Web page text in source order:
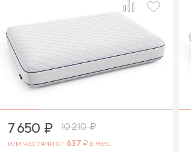
1
7 650 ₽ 10 210₽
или частями от637 ₽ в мес.